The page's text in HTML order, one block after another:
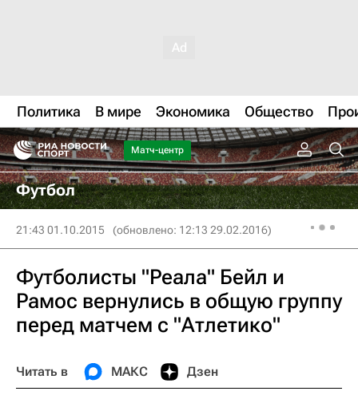
Политика В мире Экономика Общество
Матч-центр
Футбол
21:43 01.10.2015 (обновлено: 12:13 29.02.2016)
Футболисты "Реала" Бейл и
Рамос вернулись в общую группу
перед матчем с "Атлетико"
Читать в МАКС Дзен